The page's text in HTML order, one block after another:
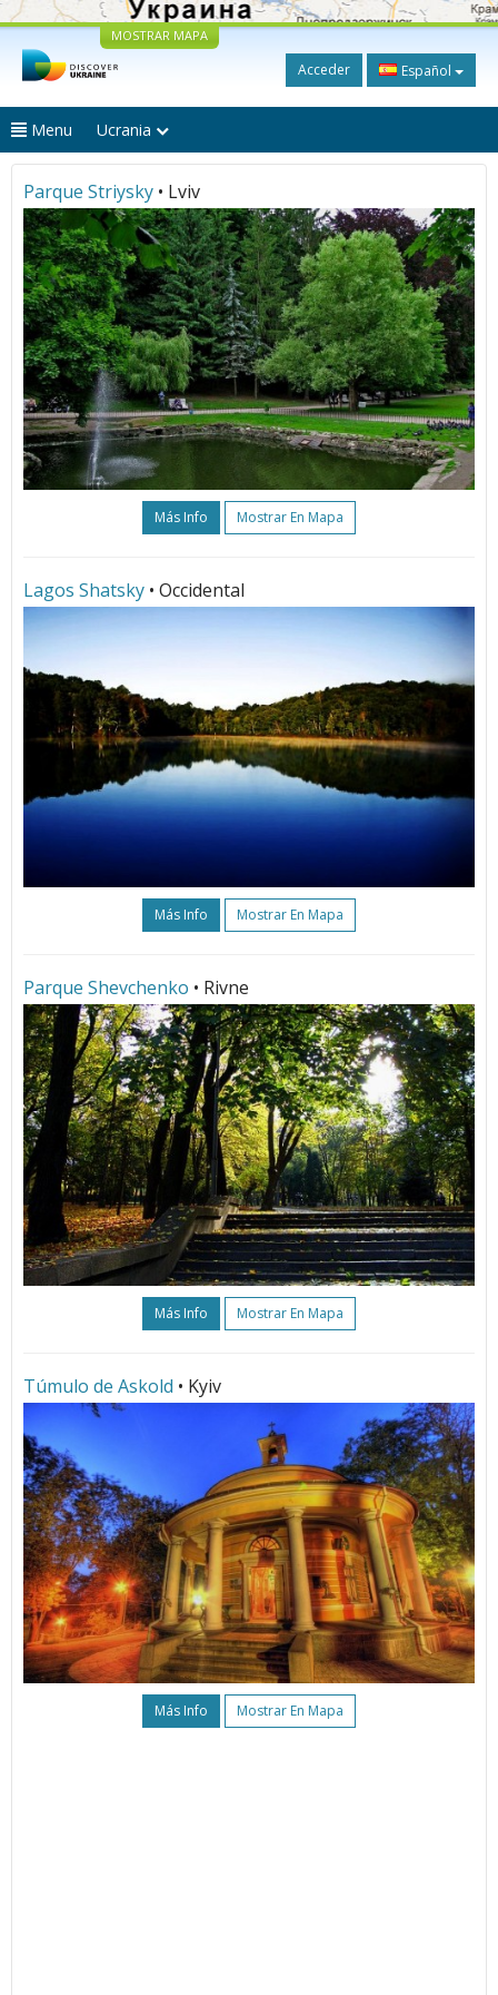
MOSTRAR MAPA
Acceder Español
Menu Ucrania
Parque Striysky • Lviv
Más Info Mostrar En Mapa
Lagos Shatsky • Occidental
Más Info Mostrar En Mapa
Parque Shevchenko • Rivne
Más Info Mostrar En Mapa
Túmulo de Askold • Kyiv
Más Info Mostrar En Mapa